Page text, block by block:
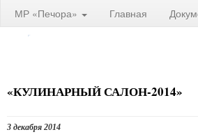
МР «Печора» Главная
«КУЛИНАРНЫЙ САЛОН-2014»
3 декабря 2014